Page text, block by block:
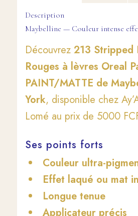
Description
Maybelline — Couleur intense
Découvrez 213 Stripped
Rouges à lèvres Oreal
PAINT/MATTE de
York, disponible chez
Lomé au prix de 5000
Ses points forts
Couleur ultra-
Effet laqué ou mat
Longue tenue
Applicateur précis